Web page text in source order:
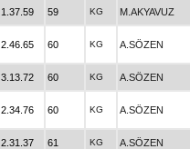
1.37.59 59 KG M.AKYAVUZ
2.46.65 60 KG A.SÖZEN
3.13.72 60 KG A.SÖZEN
2.34.76 60 KG A.SÖZEN
2.31.37 61 KG A.SÖZEN